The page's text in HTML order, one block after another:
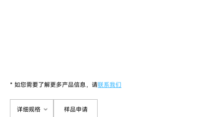
* 如您需要了解更多产品信息，请联系我们
详细规格 样品申请